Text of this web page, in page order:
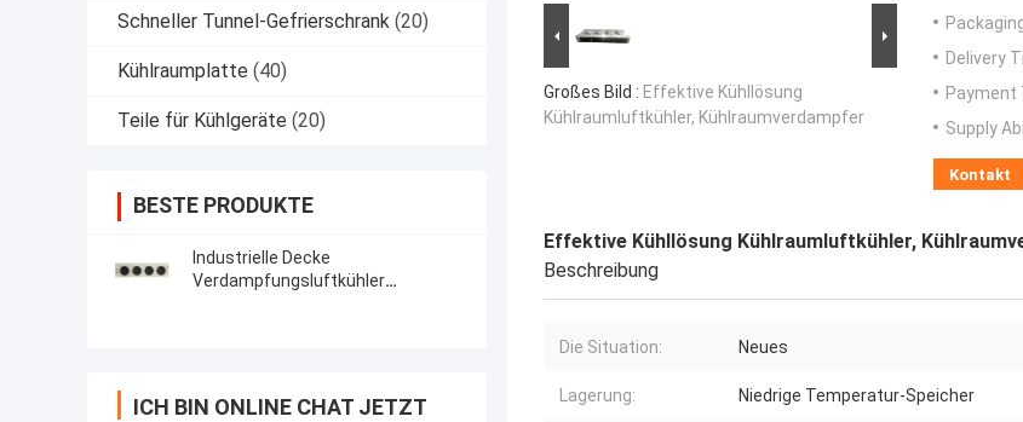
Schneller Tunnel-Gefrierschrank (20)
Kühlraumplatte (40)
Teile für Kühlgeräte (20)
BESTE PRODUKTE
Industrielle Decke
Verdampfungsluftkühler
ICH BIN ONLINE CHAT JETZT
Großes Bild : Effektive Kühllösung
Kühlraumluftkühler, Kühlraumverdampfer
Delivery
Payment
Supply
Kontakt
Effektive Kühllösung Kühlraumluftkühler,
Beschreibung
Die Situation: Neues
Lagerung: Niedrige Temperatur-Speicher